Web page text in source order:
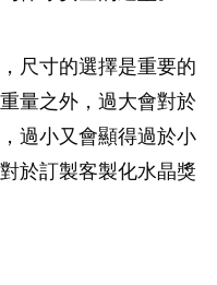
尺寸的選擇是重要的
量之外，過大會對於
過小又會顯得過於小
於訂製客製化水晶獎